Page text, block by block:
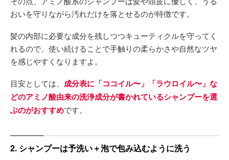
おいを守りながら汚れだけを落とせるのが特徴です。
髪の内部に必要な成分を残しつつキューティクルを守ってく
れるので、使い続けることで手触りの柔らかさや自然なツヤ
を感じやすくなりますよ。
目安としては、 成分表に「ココイル〜」「ラウロイル〜」な
どのアミノ酸由来の洗浄成分が書かれているシャンプーを選
ぶのがおすすめです。
2. シャンプーは予洗い＋泡で包み込むように洗う